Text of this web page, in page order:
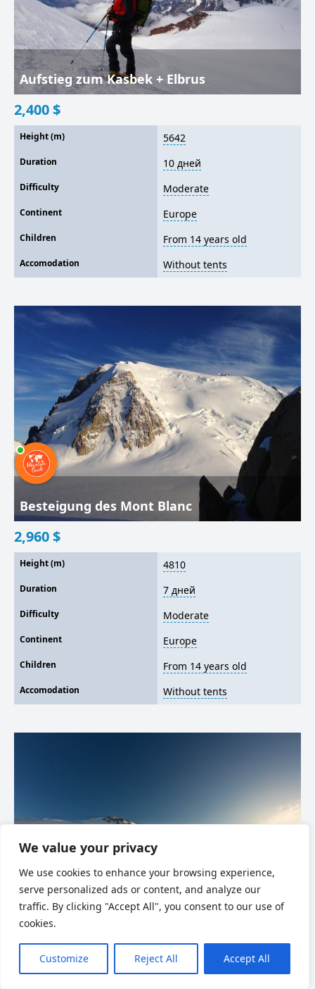
We value your privacy
We use cookies to enhance your browsing experience,
serve personalized ads or content, and analyze our
traffic. By clicking "Accept All", you consent to our use of
cookies.
Customize Reject All Accept All
Aufstieg zum Kasbek + Elbrus
2,400$
Height (m) 5642
Duration 10 дней
Difficulty Moderate
Continent Europe
Children From 14 years old
Accomodation Without tents
Besteigung des Mont Blanc
2,960$
Height (m) 4810
Duration 7 дней
Difficulty Moderate
Continent Europe
Children From 14 years old
Accomodation Without tents
Aufstieg zum Elbrus, Traverse von Süden
nach Norden
1,990$